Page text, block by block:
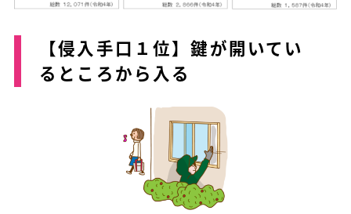
【侵入手口１位】鍵が開いてい
るところから入る